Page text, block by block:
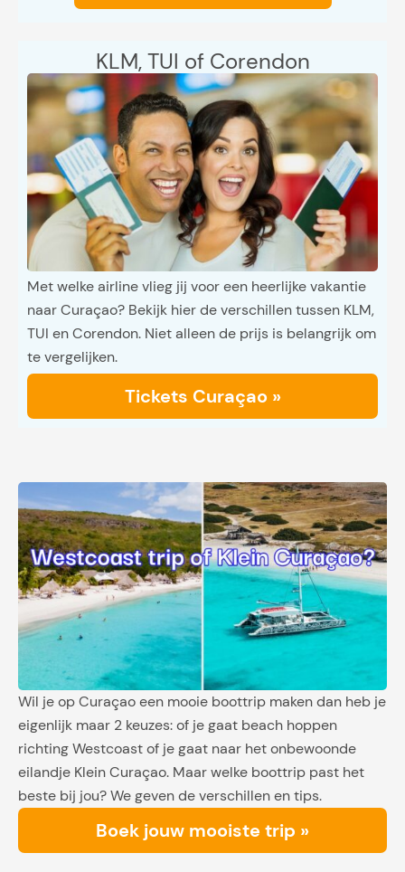
KLM, TUI of Corendon
Met welke airline vlieg jij voor een heerlijke vakantie
naar Curaçao? Bekijk hier de verschillen tussen KLM,
TUI en Corendon. Niet alleen de prijs is belangrijk om
te vergelijken.
Tickets Curaçao »
Wil je op Curaçao een mooie boottrip maken dan heb je
eigenlijk maar 2 keuzes: of je gaat beach hoppen
richting Westcoast of je gaat naar het onbewoonde
eilandje Klein Curaçao. Maar welke boottrip past het
beste bij jou? We geven de verschillen en tips.
Boek jouw mooiste trip »